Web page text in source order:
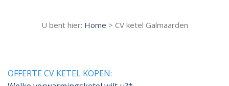
U bent hier: Home > CV ketel Galmaarden
OFFERTE CV KETEL KOPEN: